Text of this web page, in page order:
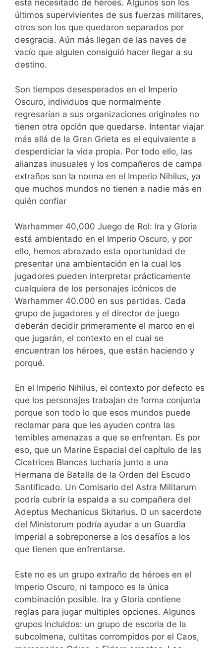
está necesitado de héroes. Algunos son los
últimos supervivientes de sus fuerzas militares,
otros son los que quedaron separados por
desgracia. Aún más llegan de las naves de
vacío que alguien consiguió hacer llegar a su
destino.
Son tiempos desesperados en el Imperio
Oscuro, individuos que normalmente
regresarían a sus organizaciones originales no
tienen otra opción que quedarse. Intentar viajar
más allá de la Gran Grieta es el equivalente a
desperdiciar la vida propia. Por todo ello, las
alianzas inusuales y los compañeros de campa
extraños son la norma en el Imperio Nihilus, ya
que muchos mundos no tienen a nadie más en
quién confiar
Warhammer 40,000 Juego de Rol: Ira y Gloria
está ambientado en el Imperio Oscuro, y por
ello, hemos abrazado esta oportunidad de
presentar una ambientación en la cual los
jugadores pueden interpretar prácticamente
cualquiera de los personajes icónicos de
Warhammer 40.000 en sus partidas. Cada
grupo de jugadores y el director de juego
deberán decidir primeramente el marco en el
que jugarán, el contexto en el cual se
encuentran los héroes, que están haciendo y
porqué.
En el Imperio Nihilus, el contexto por defecto es
que los personajes trabajan de forma conjunta
porque son todo lo que esos mundos puede
reclamar para que les ayuden contra las
temibles amenazas a que se enfrentan. Es por
eso, que un Marine Espacial del capítulo de las
Cicatrices Blancas lucharía junto a una
Hermana de Batalla de la Orden del Escudo
Santificado. Un Comisario del Astra Militarum
podría cubrir la espalda a su compañera del
Adeptus Mechanicus Skitarius. O un sacerdote
del Ministorum podría ayudar a un Guardia
Imperial a sobreponerse a los desafíos a los
que tienen que enfrentarse.
Este no es un grupo extraño de héroes en el
Imperio Oscuro, ni tampoco es la única
combinación posible. Ira y Gloria contiene
reglas para jugar multiples opciones. Algunos
grupos incluidos: un grupo de escoria de la
subcolmena, cultitas corrompidos por el Caos,